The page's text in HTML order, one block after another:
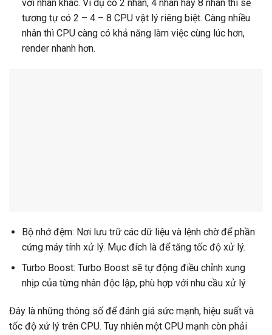
với nhân khác. Ví dụ có 2 nhân, 4 nhân hay 8 nhân thì sẽ
tương tự có 2 – 4 – 8 CPU vật lý riêng biệt. Càng nhiều
nhân thì CPU càng có khả năng làm việc cùng lúc hơn,
render nhanh hơn.
Bộ nhớ đệm: Nơi lưu trữ các dữ liệu và lệnh chờ để phần
cứng máy tính xử lý. Mục đích là để tăng tốc độ xử lý.
Turbo Boost: Turbo Boost sẽ tự động điều chỉnh xung
nhịp của từng nhân độc lập, phù hợp với nhu cầu xử lý
Đây là những thông số để đánh giá sức mạnh, hiệu suất và
tốc độ xử lý trên CPU. Tuy nhiên một CPU mạnh còn phải